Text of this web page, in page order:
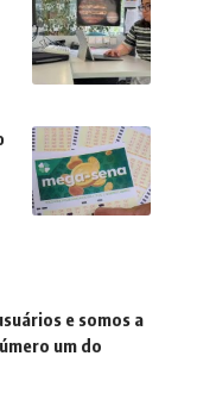
e somos a
um do